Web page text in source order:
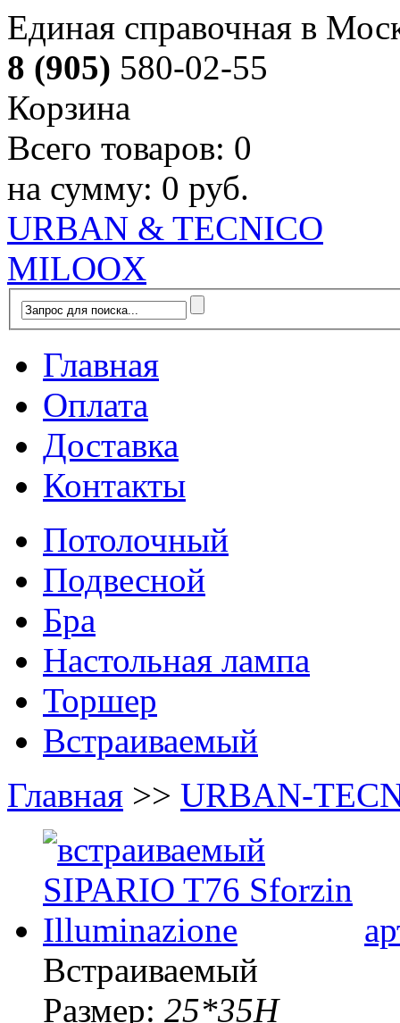
Единая справочная в
8 (905) 580-02-55
Корзина
Всего товаров: 0
на сумму: 0 руб.
URBAN & TECNICO
MILOOX
Главная
Оплата
Доставка
Контакты
Потолочный
Подвесной
Бра
Настольная лампа
Торшер
Встраиваемый
Главная >> URBAN-
Встраиваемый
Размер: 25*35H